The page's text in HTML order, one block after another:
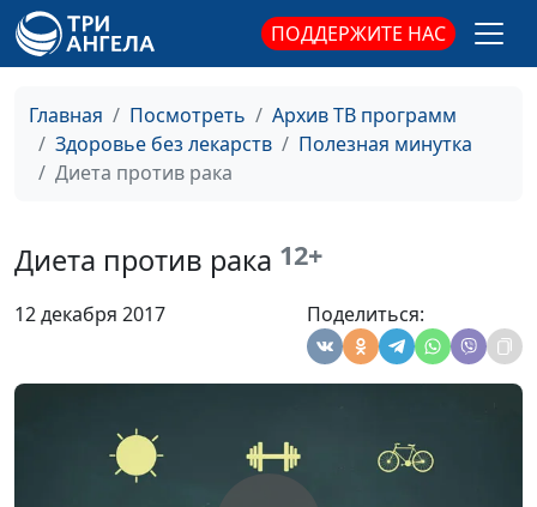
ПОДДЕРЖИТЕ НАС
Главная Посмотреть
Архив ТВ программ
Здоровье без лекарств
Полезная минутка
Диета против рака
Диета против рака 12+
12 декабря 2017 Поделиться:
Марихуана
Андрей Прокопьев, магистр
общественного
здравоохранения
#137
Электронные
сигареты и
Андрей Прокопьев, магистр
общественного
Раннее курение -
ранняя смерть
общественного
здравоохранения
грудью и индекс
массы тела
здравоохранения